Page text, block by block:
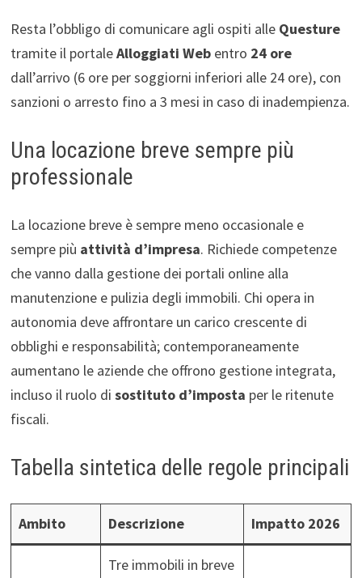
Resta l’obbligo di comunicare agli ospiti alle Questure
tramite il portaleAlloggiati Webentro 24 ore
dall’arrivo (6 ore per soggiorni inferiori alle 24 ore), con
sanzioni o arresto fino a 3 mesi in caso di inadempienza.
Una locazione breve sempre più
professionale
La locazione breve è sempre meno occasionale e
sempre più attività d’impresa. Richiede competenze
che vanno dalla gestione dei portali online alla
manutenzione e pulizia degli immobili. Chi opera in
autonomia deve affrontare un carico crescente di
obblighi e responsabilità; contemporaneamente
aumentano le aziende che offrono gestione integrata,
incluso il ruolo di sostituto d’imposta per le ritenute
fiscali.
Tabella sintetica delle regole principali
Ambito Descrizione Impatto 2026
Tre immobili in breve